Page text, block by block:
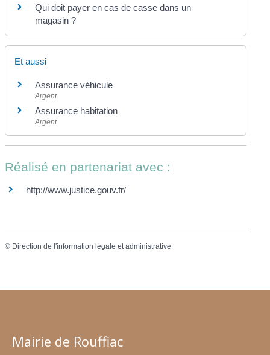
Qui doit payer en cas de casse dans un
magasin ?
Et aussi
Assurance véhicule
Argent
Assurance habitation
Argent
Réalisé en partenariat avec :
http://www.justice.gouv.fr/
© Direction de l'information légale et administrative
Mairie de Rouffiac